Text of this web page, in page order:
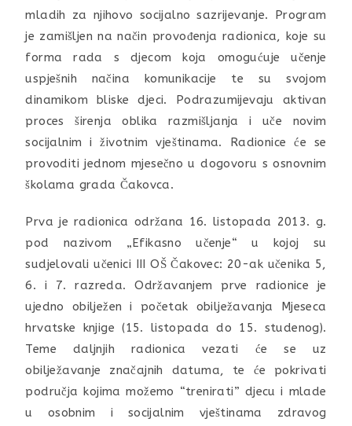
mladih za njihovo socijalno sazrijevanje. Program
je zamišljen na način provođenja radionica, koje su
forma rada s djecom koja omogućuje učenje
uspješnih načina komunikacije te su svojom
dinamikom bliske djeci. Podrazumijevaju aktivan
proces širenja oblika razmišljanja i uče novim
socijalnim i životnim vještinama. Radionice će se
provoditi jednom mjesečno u dogovoru s osnovnim
školama grada Čakovca.
Prva je radionica održana 16. listopada 2013. g.
pod nazivom „Efikasno učenje“ u kojoj su
sudjelovali učenici III OŠ Čakovec: 20-ak učenika 5,
6. i 7. razreda. Održavanjem prve radionice je
ujedno obilježen i početak obilježavanja Mjeseca
hrvatske knjige (15. listopada do 15. studenog).
Teme daljnjih radionica vezati će se uz
obilježavanje značajnih datuma, te će pokrivati
područja kojima možemo “trenirati” djecu i mlade
u osobnim i socijalnim vještinama zdravog